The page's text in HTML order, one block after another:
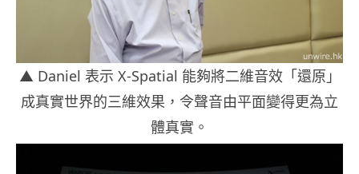
▲ Daniel 表示 X-Spatial 能夠將二維音效「還原」
成真實世界的三維效果，令聲音由平面變得更為立
體真實。